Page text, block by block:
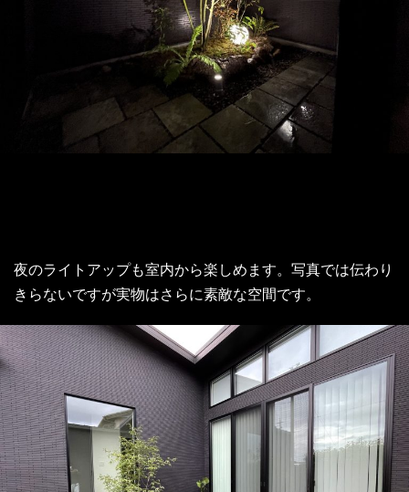
夜のライトアップも室内から楽しめます。写真では伝わり
きらないですが実物はさらに素敵な空間です。